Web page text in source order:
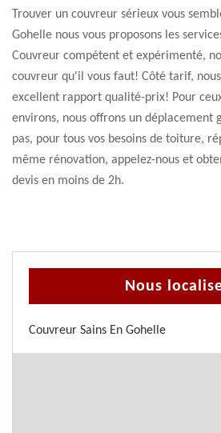
Trouver un couvreur sérieux vous
Gohelle nous vous proposons les
Couvreur compétent et expérimenté,
couvreur qu'il vous faut! Côté tarif,
excellent rapport qualité-prix! Pour
environs, nous offrons un déplacement
pas, pour tous vos besoins de toiture,
même rénovation, appelez-nous et
devis en moins de 2h.
Nous
Couvreur Sains En Gohelle